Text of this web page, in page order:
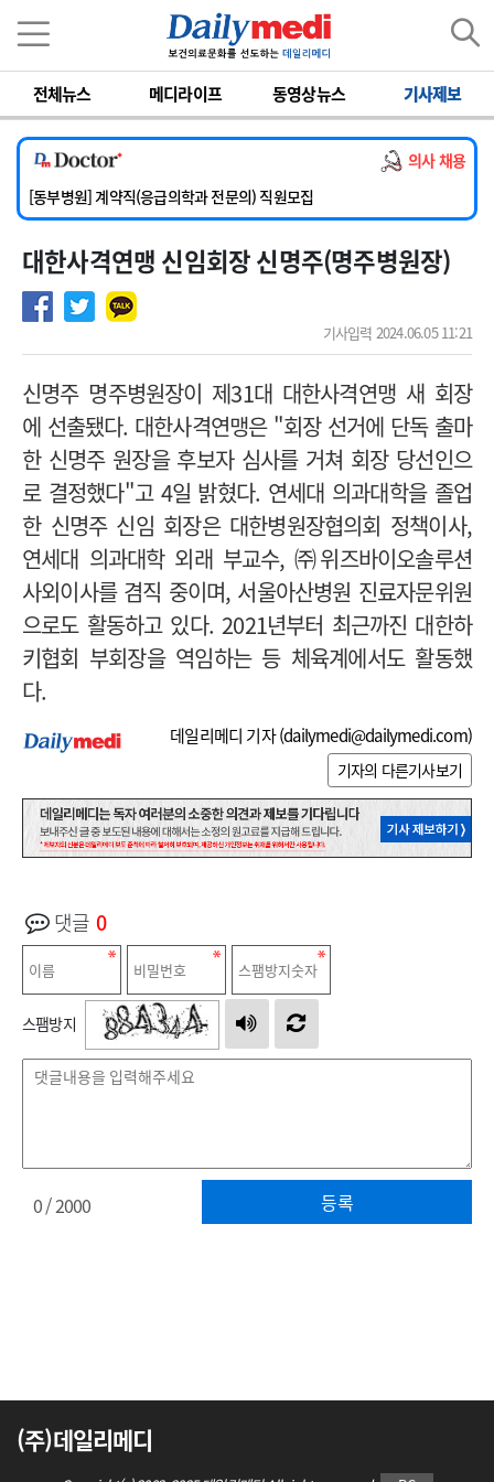
전체뉴스 메디라이프 동영상뉴스 기사제보
의사 채용
[서울아산병원] 2026년 하반기 인턴 모집
[영남대학교의료원] 마취통증의학과 임기제 임상의사 채용
[충남대학교병원] 소아청소년과(소아응급전담) 계약직 의사 공개채용
[동부병원] 계약직(응급의학과 전문의) 직원모집
[이대목동병원] 하반기 전공의(레지던트1년차) 모집
[서울아산병원] 2026년 하반기 인턴 모집
[영남대학교의료원] 마취통증의학과 임기제 임상의사 채용
대한사격연맹 신임회장 신명주(명주병원장)
기사입력 2024.06.05 11:21
신명주 명주병원장이 제31대 대한사격연맹 새 회장
에 선출됐다. 대한사격연맹은 "회장 선거에 단독 출마
한 신명주 원장을 후보자 심사를 거쳐 회장 당선인으
로 결정했다"고 4일 밝혔다. 연세대 의과대학을 졸업
한 신명주 신임 회장은 대한병원장협의회 정책이사,
연세대 의과대학 외래 부교수, ㈜위즈바이오솔루션
사외이사를 겸직 중이며, 서울아산병원 진료자문위원
으로도 활동하고 있다. 2021년부터 최근까진 대한하
키협회 부회장을 역임하는 등 체육계에서도 활동했
다.
데일리메디 기자 (dailymedi@dailymedi.com)
기자의 다른기사보기
댓글 0
스팸방지
등록
0/ 2000
(주)데일리메디